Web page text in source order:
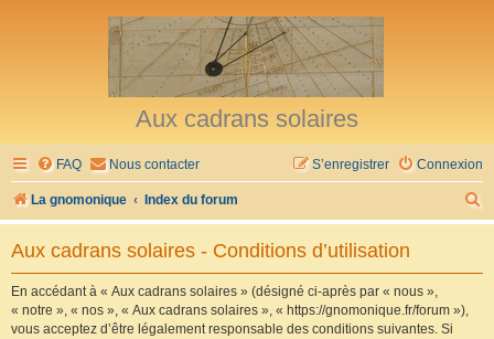
Aux cadrans solaires
FAQ Nous contacter Connexion
S’enregistrer
La gnomonique Index du forum
e
Aux cadrans solaires - Conditions d’utilisation
En accédant à « Aux cadrans solaires » (désigné ci-après par « nous »,
« notre », « nos », « Aux cadrans solaires », « https://gnomonique.fr/forum »),
vous acceptez d’être légalement responsable des conditions suivantes. Si